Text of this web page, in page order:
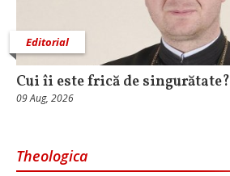
Editorial
Cui îi este frică de singurătate?
09 Aug, 2026
Theologica